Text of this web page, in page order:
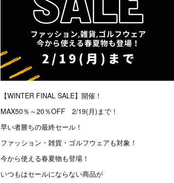
【WINTER FINAL SALE】開催！
MAX50％～20％OFF 2/19(月)まで！
早い者勝ちの最終セール！
ファッション・雑貨・ゴルフウェアも対象！
今から使える春夏物も登場！
いつもはセールにならない商品が